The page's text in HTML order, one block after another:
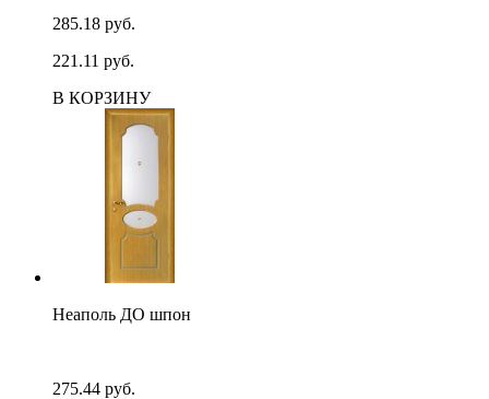
285.18 руб.
221.11 руб.
В КОРЗИНУ
Неаполь ДО шпон
275.44 руб.